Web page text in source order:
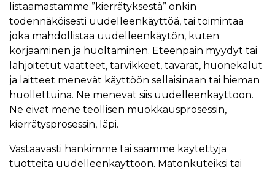
listaamastamme ”kierrätyksestä” onkin
todennäköisesti uudelleenkäyttöä, tai toimintaa
joka mahdollistaa uudelleenkäytön, kuten
korjaaminen ja huoltaminen. Eteenpäin myydyt tai
lahjoitetut vaatteet, tarvikkeet, tavarat, huonekalut
ja laitteet menevät käyttöön sellaisinaan tai hieman
huollettuina. Ne menevät siis uudelleenkäyttöön.
Ne eivät mene teollisen muokkausprosessin,
kierrätysprosessin, läpi.
Vastaavasti hankimme tai saamme käytettyjä
tuotteita uudelleenkäyttöön. Matonkuteiksi tai